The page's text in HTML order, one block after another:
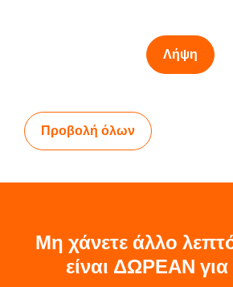
Λήψη
Προβολή όλων
Μη χάνετε άλλο
είναι ΔΩΡΕΑΝ